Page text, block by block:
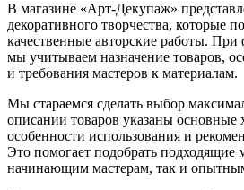
В магазине «Арт-Декупаж»
декоративного творчества, которые
качественные авторские работы. При
мы учитываем назначение товаров,
и требования мастеров к материалам.
Мы стараемся сделать выбор
описании товаров указаны основные
особенности использования и
Это помогает подобрать подходящие
начинающим мастерам, так и